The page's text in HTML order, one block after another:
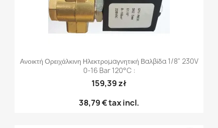
Ανοικτή Ορειχάλκινη Ηλεκτρομαγνητική Βαλβίδα 1/8" 230V
0-16 Bar 120°C :
159,39 zł
38,79 €tax incl.